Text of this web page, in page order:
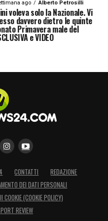
ago Alberto Petrosilli
voleva solo la Nazionale. Vi
davvero dietro le quinte
Primavera male del
e VIDEO
CONTATTI
REDAZIONE
DEI DATI PERSONALI
COOKIE (COOKIE POLICY)
REVIEW